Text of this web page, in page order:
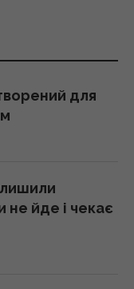
прогноз
з 1 серпня:
для
не йде і чекає